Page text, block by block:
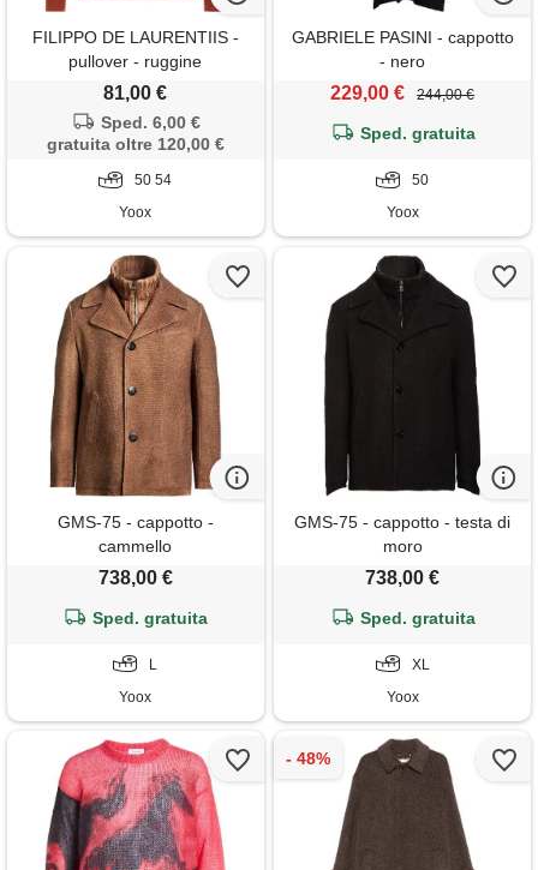
FILIPPO DE LAURENTIIS -
pullover - ruggine
81,00 €
Sped. 6,00 €
gratuita oltre 120,00 €
50 54
Yoox
GABRIELE PASINI - cappotto
- nero
229,00 € 244,00 €
Sped. gratuita
50
Yoox
GMS-75 - cappotto -
cammello
738,00 €
Sped. gratuita
L
Yoox
GMS-75 - cappotto - testa di
moro
738,00 €
Sped. gratuita
XL
Yoox